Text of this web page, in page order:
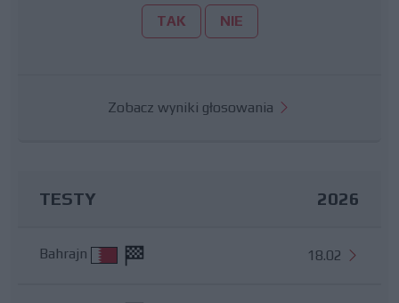
TAK NIE
Zobacz wyniki głosowania
TESTY 2026
Bahrajn 18.02